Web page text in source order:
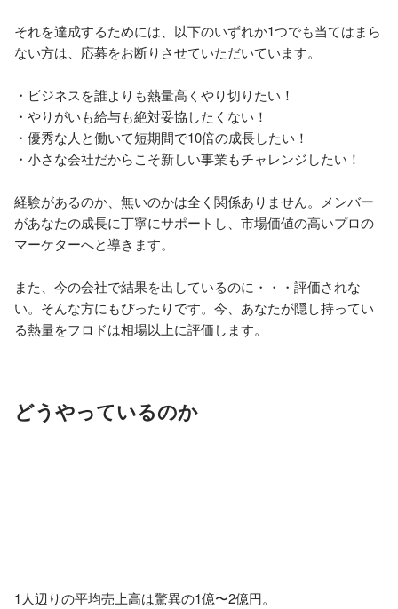
それを達成するためには、以下のいずれか1つでも当てはまら
ない方は、応募をお断りさせていただいています。
・ビジネスを誰よりも熱量高くやり切りたい！
・やりがいも給与も絶対妥協したくない！
・優秀な人と働いて短期間で10倍の成長したい！
・小さな会社だからこそ新しい事業もチャレンジしたい！
経験があるのか、無いのかは全く関係ありません。メンバー
があなたの成長に丁寧にサポートし、市場価値の高いプロの
マーケターへと導きます。
また、今の会社で結果を出しているのに・・・評価されな
い。そんな方にもぴったりです。今、あなたが隠し持ってい
る熱量をフロドは相場以上に評価します。
どうやっているのか
1人辺りの平均売上高は驚異の1億〜2億円。